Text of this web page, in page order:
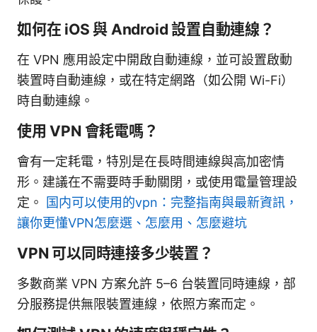
如何在 iOS 與 Android 設置自動連線？
在 VPN 應用設定中開啟自動連線，並可設置啟動
裝置時自動連線，或在特定網路（如公開 Wi-Fi）
時自動連線。
使用 VPN 會耗電嗎？
會有一定耗電，特別是在長時間連線與高加密情
形。建議在不需要時手動關閉，或使用電量管理設
定。
国内可以使用的vpn：完整指南與最新資訊，
讓你更懂VPN怎麼選、怎麼用、怎麼避坑
VPN 可以同時連接多少裝置？
多數商業 VPN 方案允許 5–6 台裝置同時連線，部
分服務提供無限裝置連線，依照方案而定。